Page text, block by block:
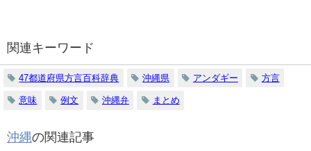
関連キーワード
47都道府県方言百科辞典 沖縄県 アンダギー 方言
意味 例文 沖縄弁 まとめ
沖縄の関連記事